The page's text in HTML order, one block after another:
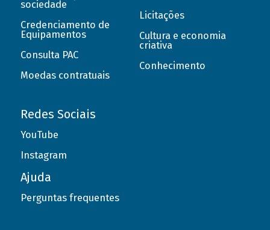
sociedade
Credenciamento de
Equipamentos
Consulta PAC
Moedas contratuais
Licitações
Cultura e economia
criativa
Conhecimento
Redes Sociais
YouTube
Instagram
Ajuda
Perguntas frequentes